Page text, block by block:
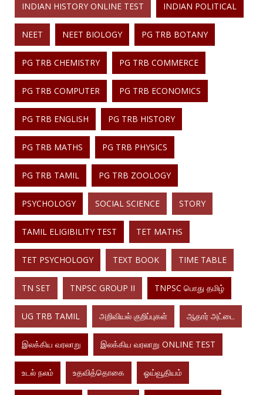
INDIAN HISTORY ONLINE TEST INDIAN POLITICAL
NEET NEET BIOLOGY PG TRB BOTANY
PG TRB CHEMISTRY PG TRB COMMERCE
PG TRB COMPUTER PG TRB ECONOMICS
PG TRB ENGLISH PG TRB HISTORY
PG TRB MATHS PG TRB PHYSICS
PG TRB TAMIL PG TRB ZOOLOGY
PSYCHOLOGY SOCIAL SCIENCE STORY
TAMIL ELIGIBILITY TEST TET MATHS
TET PSYCHOLOGY TEXT BOOK TIME TABLE
TN SET TNPSC GROUP II TNPSC பொது தமிழ்
UG TRB TAMIL அறிவியல் குறிப்புகள் ஆதார் அட்டை
இலக்கிய வரலாறு இலக்கிய வரலாறு ONLINE TEST
உடல் நலம் உதவித்தொகை ஓய்வூதியம்